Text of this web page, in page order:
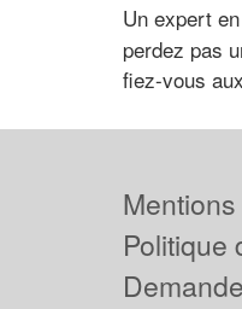
Un expert
perdez pas
fiez-vous
Politique